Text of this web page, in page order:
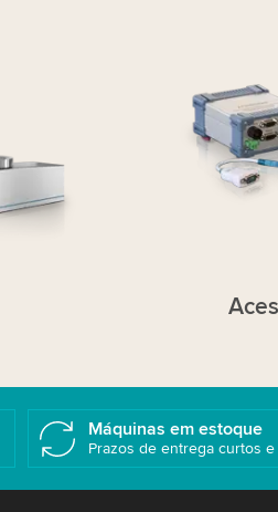
Máquinas em estoque
Prazos de entrega curtos e